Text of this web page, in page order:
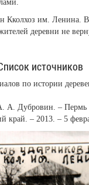
Кколхоз им. Ленина.
деревни не
источников
по истории
Дубровин. – Пермь
край. – 2013. – 5